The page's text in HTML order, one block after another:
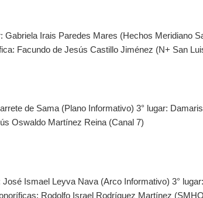
Gabriela Irais Paredes Mares (Hechos Meridiano
Facundo de Jesús Castillo Jiménez (N+ San
de Sama (Plano Informativo) 3° lugar: Damaris
Oswaldo Martínez Reina (Canal 7)
Ismael Leyva Nava (Arco Informativo) 3° lugar:
Rodolfo Israel Rodríguez Martínez